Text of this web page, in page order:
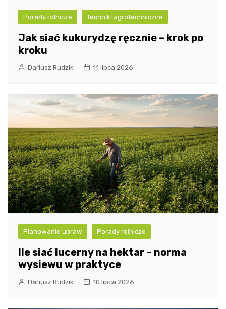
Porady rolnicze Techniki agrotechniczne
Jak siać kukurydzę ręcznie – krok po
kroku
Dariusz Rudzik 11 lipca 2026
Planowanie upraw Porady rolnicze
Ile siać lucerny na hektar – norma
wysiewu w praktyce
Dariusz Rudzik 10 lipca 2026